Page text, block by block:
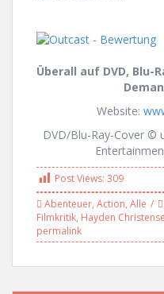
Überall auf DVD, Blu-
Website:
DVD/Blu-Ray-Cover ©
Post Views: 309
Abenteuer, Action, Alle
Filmkritik, Hayden
permalink